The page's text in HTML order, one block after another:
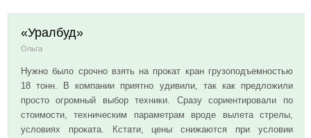
«Уралбуд»
Ольга
Нужно было срочно взять на прокат кран грузоподъемностью
18 тонн. В компании приятно удивили, так как предложили
просто огромный выбор техники. Сразу сориентировали по
стоимости, техническим параметрам вроде вылета стрелы,
условиях проката. Кстати, цены снижаются при условии